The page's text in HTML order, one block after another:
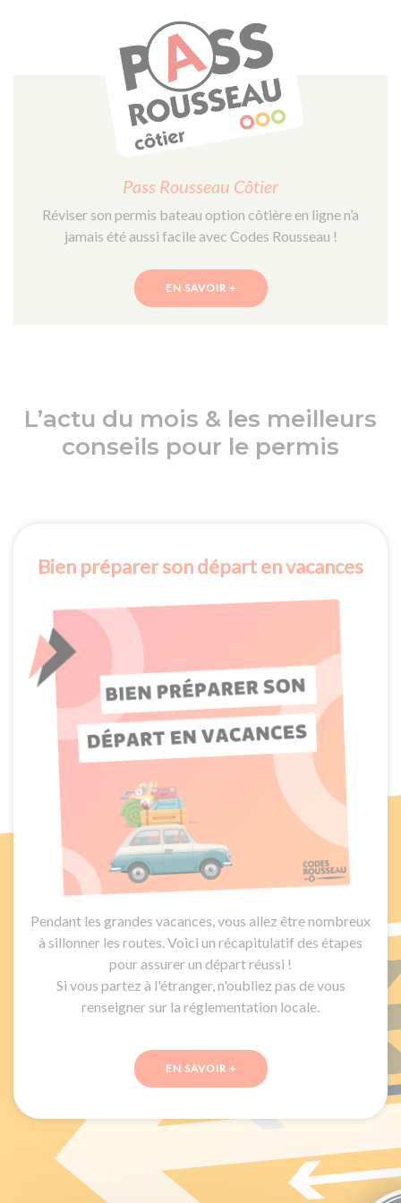
Pass Rousseau Côtier
Réviser son permis bateau option côtière en ligne n’a
jamais été aussi facile avec Codes Rousseau !
EN SAVOIR +
L’actu du mois & les meilleurs
conseils pour le permis
Bien préparer son départ en vacances
Pendant les grandes vacances, vous allez être nombreux
à sillonner les routes. Voici un récapitulatif des étapes
pour assurer un départ réussi !
Si vous partez à l'étranger, n'oubliez pas de vous
renseigner sur la réglementation locale.
EN SAVOIR +